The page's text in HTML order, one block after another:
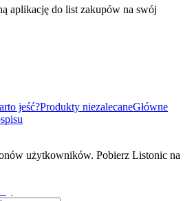
aplikację do list zakupów na swój
jeść?Produkty niezalecaneGłówne
użytkowników. Pobierz Listonic na